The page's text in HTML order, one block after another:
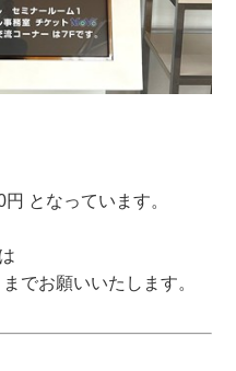
となっています。
でお願いいたします。